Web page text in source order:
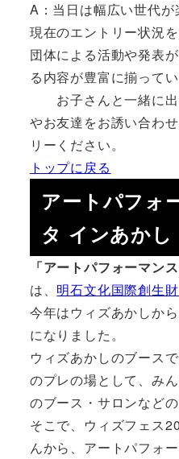
A：当日は幅広い世代が
現在のエントリー状況
団体による活動や発表
る内容が豊富に揃っ
お子さんと一緒に出
やお友達をお誘い合わ
リーください。
トップに戻る
アートパフォ
タ インあかし
「アートパフォーマン
は、 明石文化国際創生
今年はウィズあかしか
になりました。
ウィズあかしのブース
のプレの場として、み
のブース・サロンなど
そこで、ウィズフェス
んから、アートパフォ